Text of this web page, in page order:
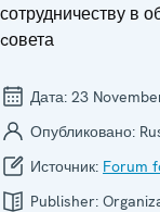
сотрудничеству в
cовета
Дата: 23
Опубликовано:
Источник: Forum
Publisher: